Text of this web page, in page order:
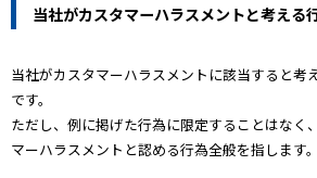
当社がカスタマーハラスメントと考える
当社がカスタマーハラスメントに該当すると考
です。
ただし、例に掲げた行為に限定することはなく
マーハラスメントと認める行為全般を指します。